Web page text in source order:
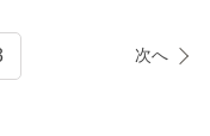
次へ